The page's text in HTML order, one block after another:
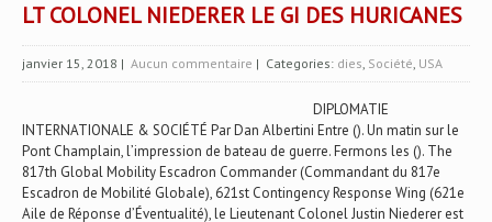
LT COLONEL NIEDERER LE GI DES HURICANES
janvier 15, 2018 | Aucun commentaire | Categories: dies, Société, USA
DIPLOMATIE
INTERNATIONALE & SOCIÉTÉ Par Dan Albertini Entre (). Un matin sur le
Pont Champlain, l’impression de bateau de guerre. Fermons les (). The
817th Global Mobility Escadron Commander (Commandant du 817e
Escadron de Mobilité Globale), 621st Contingency Response Wing (621e
Aile de Réponse d’Éventualité), le Lieutenant Colonel Justin Niederer est